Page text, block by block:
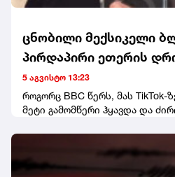
ცნობილი მექსიკელი
პირდაპირი ეთერის
5 აგვისტო 13:23
როგორც BBC წერს, მას TikTok-
მეტი გამომწერი ჰყავდა და
პოლიციას ჯერჯერობით არავინ
ეჭვმიტანილები ადგილიდან
ეს მექსიკაში ინფლუენსერის